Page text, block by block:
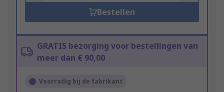
Bestellen
GRATIS bezorging voor bestellingen van
meer dan € 90,00
Voorradig bij de fabrikant